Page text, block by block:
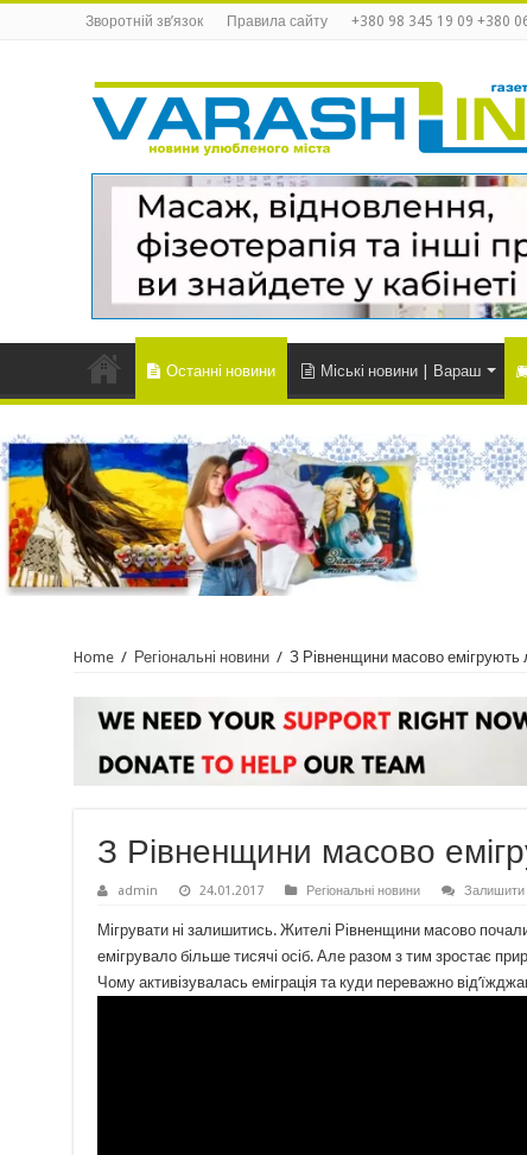
Зворотній зв’язок Правила сайту +380 98 345 19 09 +380
Останні новини Міські новини | Вараш
Home / Регіональні новини / З Рівненщини масово емігрують
З Рівненщини масово
admin 24.01.2017 Регіональні новини Залишити
Мігрувати ні залишитись. Жителі Рівненщини масово
емігрувало більше тисячі осіб. Але разом з тим зростає
Чому активізувалась еміграція та куди переважно